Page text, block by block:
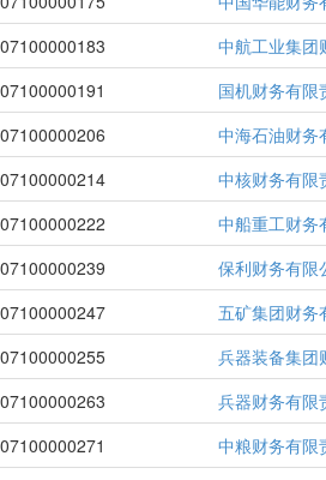
中航工业集团
国机财务有限
中海石油财务
中核财务有限
中船重工财务
保利财务有限
五矿集团财务
兵器装备集团
兵器财务有限
中粮财务有限